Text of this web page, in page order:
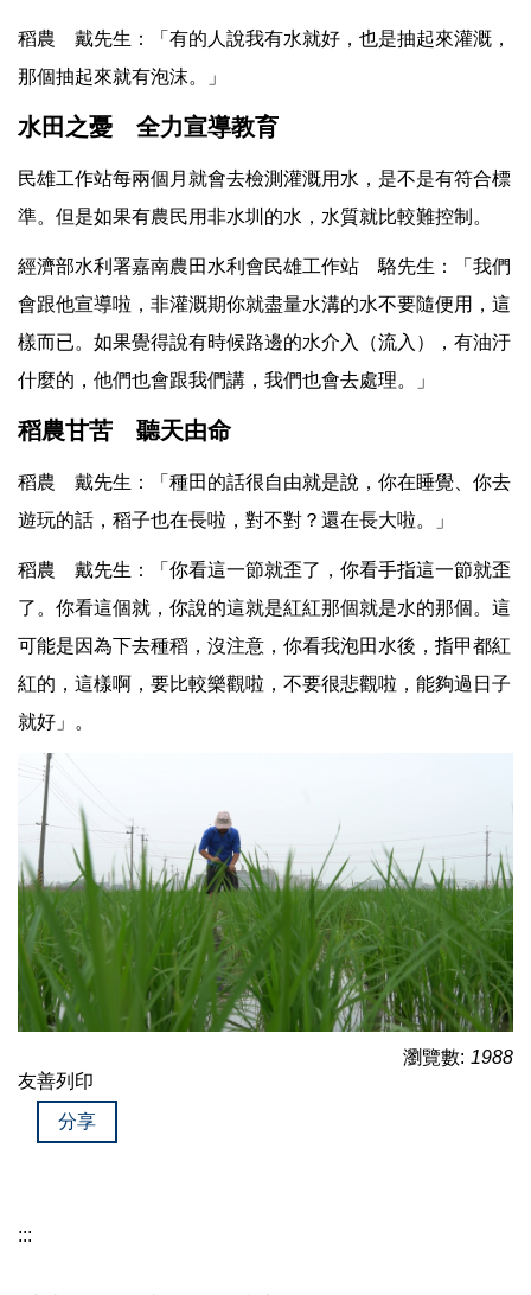
稻農 戴先生：「有的人說我有水就好，也是抽起來灌溉，
那個抽起來就有泡沫。」
水田之憂 全力宣導教育
民雄工作站每兩個月就會去檢測灌溉用水，是不是有符合標
準。但是如果有農民用非水圳的水，水質就比較難控制。
經濟部水利署嘉南農田水利會民雄工作站 駱先生：「我們
會跟他宣導啦，非灌溉期你就盡量水溝的水不要隨便用，這
樣而已。如果覺得說有時候路邊的水介入（流入），有油汙
什麼的，他們也會跟我們講，我們也會去處理。」
稻農甘苦 聽天由命
稻農 戴先生：「種田的話很自由就是說，你在睡覺、你去
遊玩的話，稻子也在長啦，對不對？還在長大啦。」
稻農 戴先生：「你看這一節就歪了，你看手指這一節就歪
了。你看這個就，你說的這就是紅紅那個就是水的那個。這
可能是因為下去種稻，沒注意，你看我泡田水後，指甲都紅
紅的，這樣啊，要比較樂觀啦，不要很悲觀啦，能夠過日子
就好」。
瀏覽數: 1988
友善列印
分享
:::